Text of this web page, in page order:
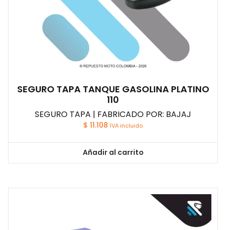
SEGURO TAPA TANQUE GASOLINA PLATINO
110
SEGURO TAPA | FABRICADO POR: BAJAJ
$ 11.108 IVA incluido
Añadir al carrito